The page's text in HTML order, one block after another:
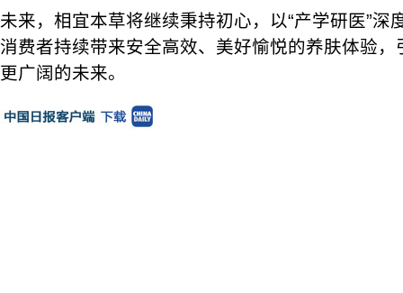
未来，相宜本草将继续秉持初心，以“产学研医”深
消费者持续带来安全高效、美好愉悦的养肤体验
更广阔的未来。